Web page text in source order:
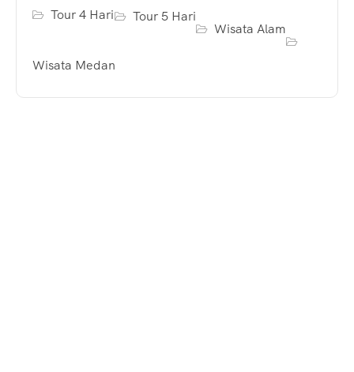
Tour 4 Hari
Tour 5 Hari
Wisata Alam
Wisata Medan